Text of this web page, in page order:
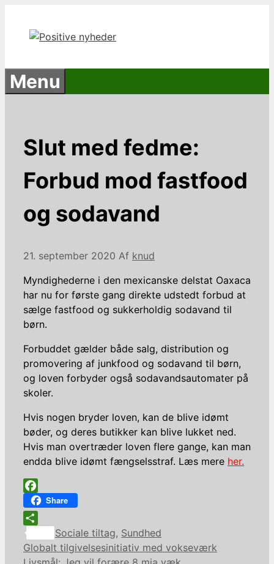
indhold
Menu
Slut med fedme:
Forbud mod fastfood
og sodavand
21. september 2020 Af knud
Myndighederne i den mexicanske delstat Oaxaca
har nu for første gang direkte udstedt forbud at
sælge fastfood og sukkerholdig sodavand til
børn.
Forbuddet gælder både salg, distribution og
promovering af junkfood og sodavand til børn,
og loven forbyder også sodavandsautomater på
skoler.
Hvis nogen bryder loven, kan de blive idømt
bøder, og deres butikker kan blive lukket ned.
Hvis man overtræder loven flere gange, kan man
endda blive idømt fængselsstraf. Læs mere her.
Facebook
Share
Share
Kategorier
Sociale tiltag, Sundhed
Globalt tilgivelsesinitiativ med vokseværk